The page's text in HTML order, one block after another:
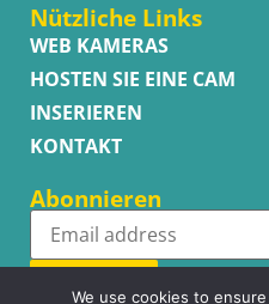
Nützliche Links
WEB KAMERAS
HOSTEN SIE EINE CAM
INSERIEREN
KONTAKT
Abonnieren
Subscribe
We use cookies to